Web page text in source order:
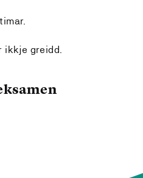
ikkje greidd.